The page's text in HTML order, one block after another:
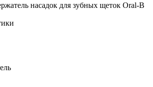
насадок для зубных щеток Oral-B